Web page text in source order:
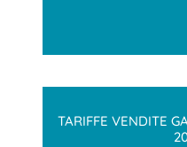
TARIFFE VENDITE